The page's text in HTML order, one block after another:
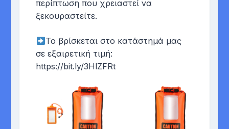
περίπτωση που χρειαστεί να
ξεκουραστείτε.
Το βρίσκεται στο κατάστημά μας
σε εξαιρετική τιμή:
https://bit.ly/3HlZFRt